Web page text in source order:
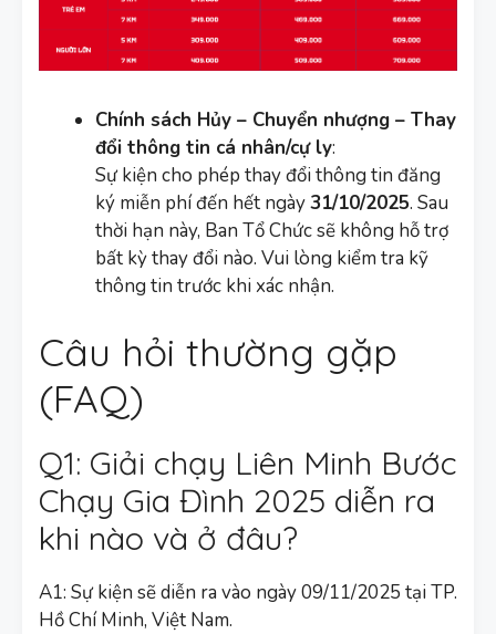
Chính sách Hủy – Chuyển nhượng – Thay
đổi thông tin cá nhân/cự ly:
Sự kiện cho phép thay đổi thông tin đăng
ký miễn phí đến hết ngày31/10/2025. Sau
thời hạn này, Ban Tổ Chức sẽ không hỗ trợ
bất kỳ thay đổi nào. Vui lòng kiểm tra kỹ
thông tin trước khi xác nhận.
Câu hỏi thường gặp
(FAQ)
Q1: Giải chạy Liên Minh Bước
Chạy Gia Đình 2025 diễn ra
khi nào và ở đâu?
A1: Sự kiện sẽ diễn ra vào ngày 09/11/2025 tại TP.
Hồ Chí Minh, Việt Nam.